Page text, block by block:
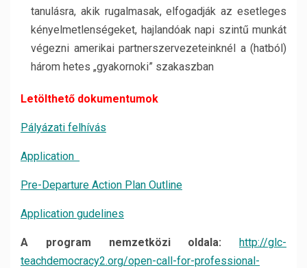
tanulásra, akik rugalmasak, elfogadják az esetleges
kényelmetlenségeket, hajlandóak napi szintű munkát
végezni amerikai partnerszervezeteinknél a (hatból)
három hetes „gyakornoki” szakaszban
Letölthető dokumentumok
Pályázati felhívás
Application
Pre-Departure Action Plan Outline
Application gudelines
A program nemzetközi oldala:
http://glc-
teachdemocracy2.org/open-call-for-professional-